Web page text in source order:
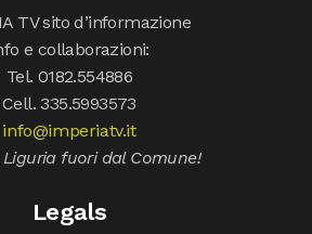
TV sito d’informazione
e collaborazioni:
Tel. 0182.554886
Cell. 335.5993573
info@imperiatv.it
Liguria fuori dal Comune!
Legals